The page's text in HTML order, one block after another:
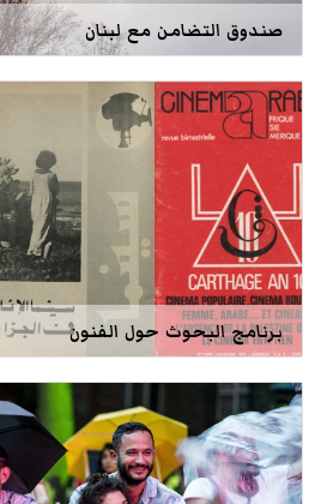
صندوق التضامن مع لبنان
برنامج البحوث حول الفنون